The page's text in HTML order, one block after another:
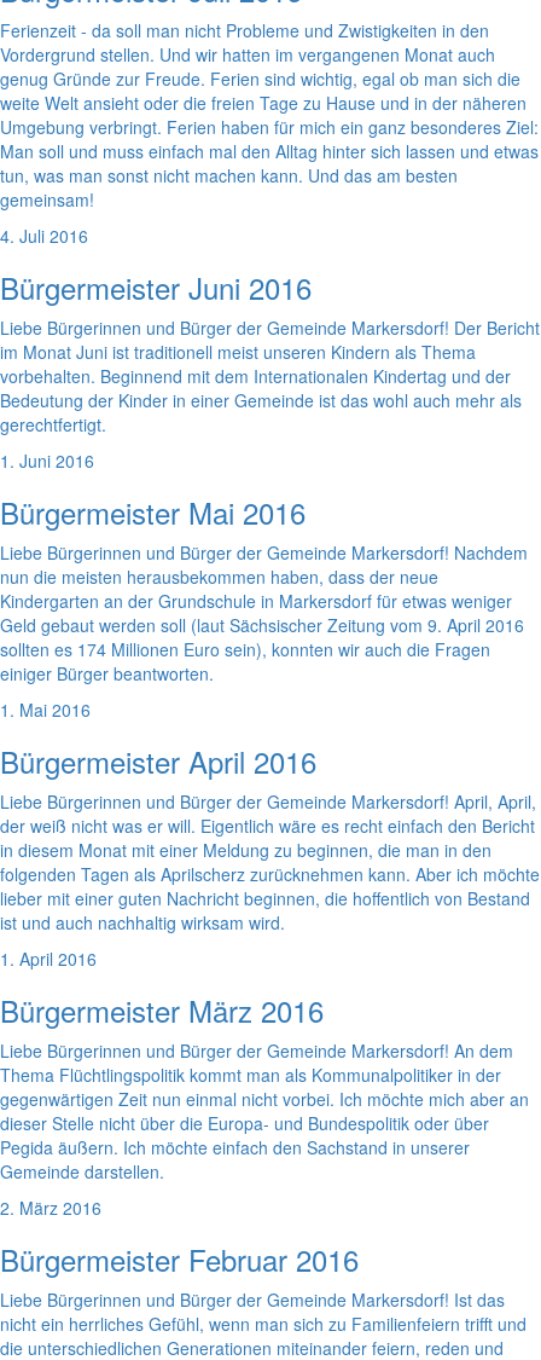
Ferienzeit - da soll man nicht Probleme und Zwistigkeiten in den
Vordergrund stellen. Und wir hatten im vergangenen Monat auch
genug Gründe zur Freude. Ferien sind wichtig, egal ob man sich die
weite Welt ansieht oder die freien Tage zu Hause und in der näheren
Umgebung verbringt. Ferien haben für mich ein ganz besonderes Ziel:
Man soll und muss einfach mal den Alltag hinter sich lassen und etwas
tun, was man sonst nicht machen kann. Und das am besten
gemeinsam!
4. Juli 2016
Bürgermeister Juni 2016
Liebe Bürgerinnen und Bürger der Gemeinde Markersdorf! Der Bericht
im Monat Juni ist traditionell meist unseren Kindern als Thema
vorbehalten. Beginnend mit dem Internationalen Kindertag und der
Bedeutung der Kinder in einer Gemeinde ist das wohl auch mehr als
gerechtfertigt.
1. Juni 2016
Bürgermeister Mai 2016
Liebe Bürgerinnen und Bürger der Gemeinde Markersdorf! Nachdem
nun die meisten herausbekommen haben, dass der neue
Kindergarten an der Grundschule in Markersdorf für etwas weniger
Geld gebaut werden soll (laut Sächsischer Zeitung vom 9. April 2016
sollten es 174 Millionen Euro sein), konnten wir auch die Fragen
einiger Bürger beantworten.
1. Mai 2016
Bürgermeister April 2016
Liebe Bürgerinnen und Bürger der Gemeinde Markersdorf! April, April,
der weiß nicht was er will. Eigentlich wäre es recht einfach den Bericht
in diesem Monat mit einer Meldung zu beginnen, die man in den
folgenden Tagen als Aprilscherz zurücknehmen kann. Aber ich möchte
lieber mit einer guten Nachricht beginnen, die hoffentlich von Bestand
ist und auch nachhaltig wirksam wird.
1. April 2016
Bürgermeister März 2016
Liebe Bürgerinnen und Bürger der Gemeinde Markersdorf! An dem
Thema Flüchtlingspolitik kommt man als Kommunalpolitiker in der
gegenwärtigen Zeit nun einmal nicht vorbei. Ich möchte mich aber an
dieser Stelle nicht über die Europa- und Bundespolitik oder über
Pegida äußern. Ich möchte einfach den Sachstand in unserer
Gemeinde darstellen.
2. März 2016
Bürgermeister Februar 2016
Liebe Bürgerinnen und Bürger der Gemeinde Markersdorf! Ist das
nicht ein herrliches Gefühl, wenn man sich zu Familienfeiern trifft und
die unterschiedlichen Generationen miteinander feiern, reden und